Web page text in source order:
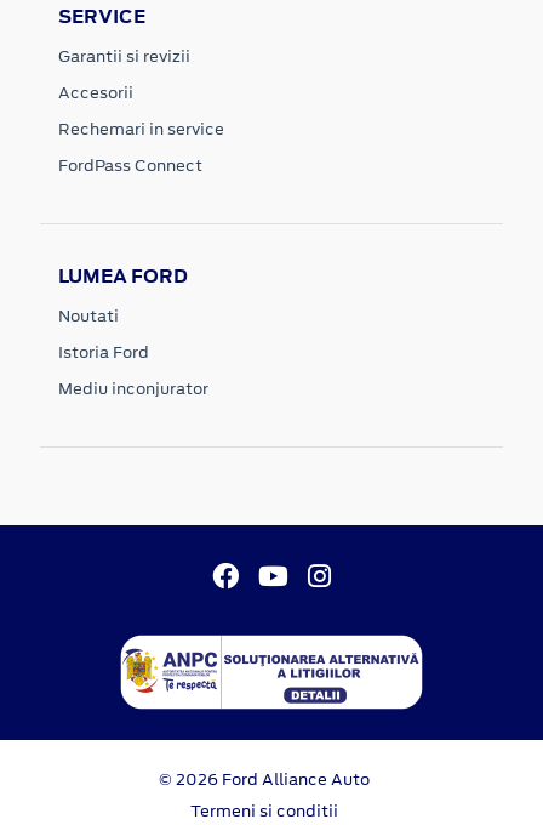
SERVICE
Garantii si revizii
Accesorii
Rechemari in service
FordPass Connect
LUMEA FORD
Noutati
Istoria Ford
Mediu inconjurator
© 2026 Ford Alliance Auto
Termeni si conditii